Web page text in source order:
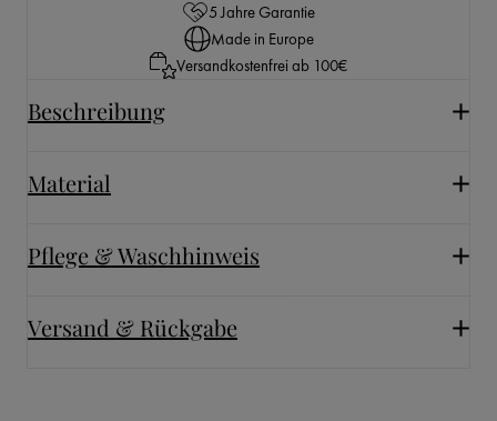
5 Jahre Garantie
Made in Europe
Versandkostenfrei ab 100€
Beschreibung
Material
Pflege & Waschhinweis
Versand & Rückgabe